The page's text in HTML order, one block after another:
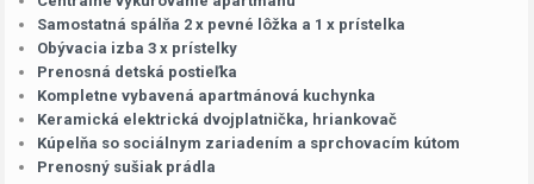
Samostatná spálňa 2 x pevné lôžka a 1 x prístelka
Obývacia izba 3 x prístelky
Prenosná detská postieľka
Kompletne vybavená apartmánová kuchynka
Keramická elektrická dvojplatnička, hriankovač
Kúpelňa so sociálnym zariadením a sprchovacím kútom
Prenosný sušiak prádla